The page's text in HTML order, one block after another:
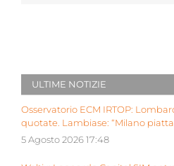
ULTIME NOTIZIE
Osservatorio ECM IRTOP:
quotate. Lambiase: “Milano
5 Agosto 2026 17:48